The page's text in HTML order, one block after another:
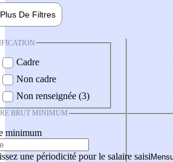
Plus De Filtres
Cadre
Non cadre
Non renseignée (3)
BRUT MINIMUM
minimum
une périodicité pour le salaire saisi